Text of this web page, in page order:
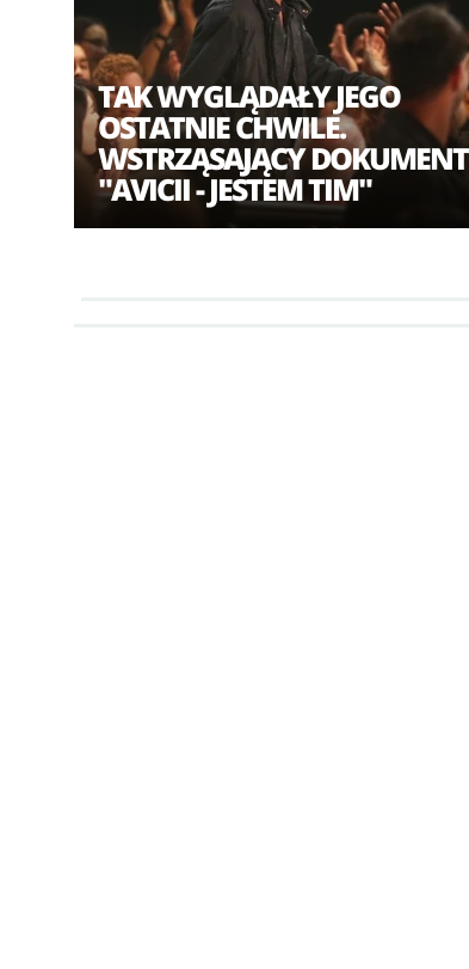
TAK WYGLĄDAŁY JEGO
OSTATNIE CHWILE.
WSTRZĄSAJĄCY DOKUMENT
"AVICII - JESTEM TIM"